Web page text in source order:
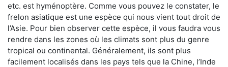
etc. est hyménoptère. Comme vous pouvez le constater, le
frelon asiatique est une espèce qui nous vient tout droit de
l’Asie. Pour bien observer cette espèce, il vous faudra vous
rendre dans les zones où les climats sont plus du genre
tropical ou continental. Généralement, ils sont plus
facilement localisés dans les pays tels que la Chine, l’Inde